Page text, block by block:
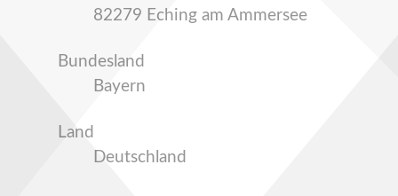
82279 Eching am Ammersee
Bundesland
Bayern
Land
Deutschland